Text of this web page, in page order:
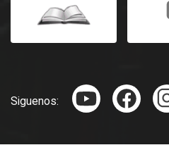
Siguenos: